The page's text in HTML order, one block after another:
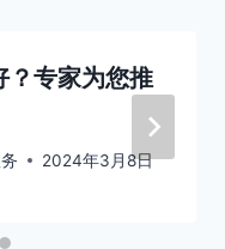
？专家为您推
2024年3月8日